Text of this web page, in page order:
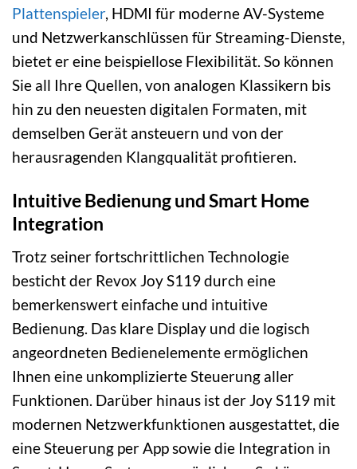
Plattenspieler, HDMI für moderne AV-Systeme
und Netzwerkanschlüssen für Streaming-Dienste,
bietet er eine beispiellose Flexibilität. So können
Sie all Ihre Quellen, von analogen Klassikern bis
hin zu den neuesten digitalen Formaten, mit
demselben Gerät ansteuern und von der
herausragenden Klangqualität profitieren.
Intuitive Bedienung und Smart Home
Integration
Trotz seiner fortschrittlichen Technologie
besticht der Revox Joy S119 durch eine
bemerkenswert einfache und intuitive
Bedienung. Das klare Display und die logisch
angeordneten Bedienelemente ermöglichen
Ihnen eine unkomplizierte Steuerung aller
Funktionen. Darüber hinaus ist der Joy S119 mit
modernen Netzwerkfunktionen ausgestattet, die
eine Steuerung per App sowie die Integration in